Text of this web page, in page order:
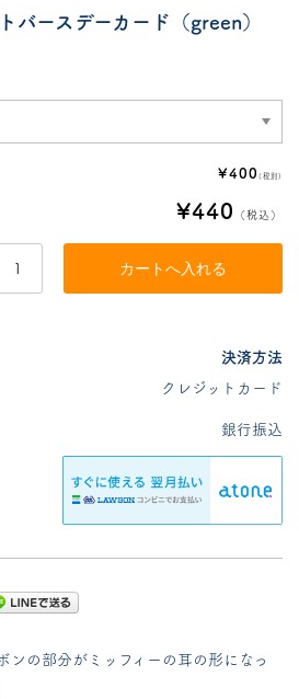
バースデーカード（green）
¥400(税別)
¥440 （税込）
決済方法
クレジットカード
銀行振込
ンの部分がミッフィーの耳の形になっ